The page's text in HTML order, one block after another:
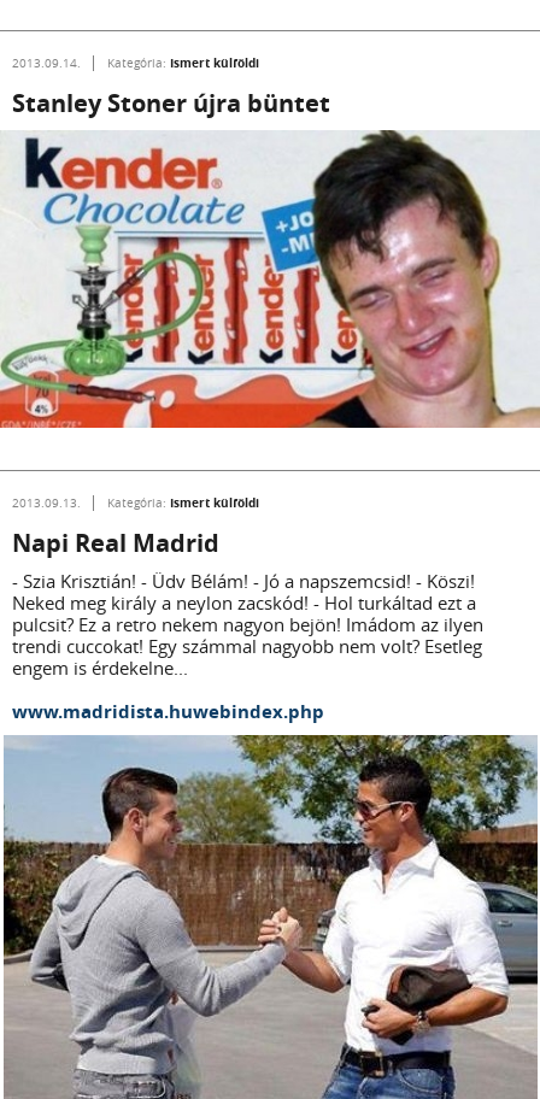
2013.09.14. Kategória: Ismert külföldi
Stanley Stoner újra büntet
2013.09.13. Kategória: Ismert külföldi
Napi Real Madrid
- Szia Krisztián! - Üdv Bélám! - Jó a napszemcsid! - Köszi!
Neked meg király a neylon zacskód! - Hol turkáltad ezt a
pulcsit? Ez a retro nekem nagyon bejön! Imádom az ilyen
trendi cuccokat! Egy számmal nagyobb nem volt? Esetleg
engem is érdekelne...
www.madridista.huwebindex.php